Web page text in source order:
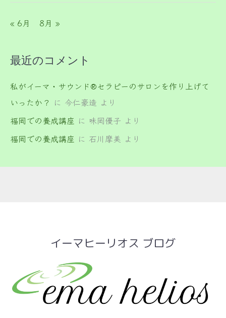
« 6月 8月 »
最近のコメント
私がイーマ・サウンド®セラピーのサロンを作り上げて
いったか？ に 今仁豪造 より
福岡での養成講座 に 味岡優子 より
福岡での養成講座 に 石川摩美 より
イーマヒーリオス ブログ